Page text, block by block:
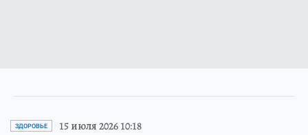
ЗДОРОВЬЕ 15 июля 2026 10:18